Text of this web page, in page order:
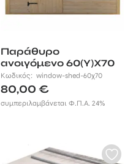
Παράθυρο
ανοιγόμενο 60(Υ)Χ70
εκ.
Κωδικός:window-shed-60χ70
80,00€
συμπεριλαμβάνεται Φ.Π.Α. 24%